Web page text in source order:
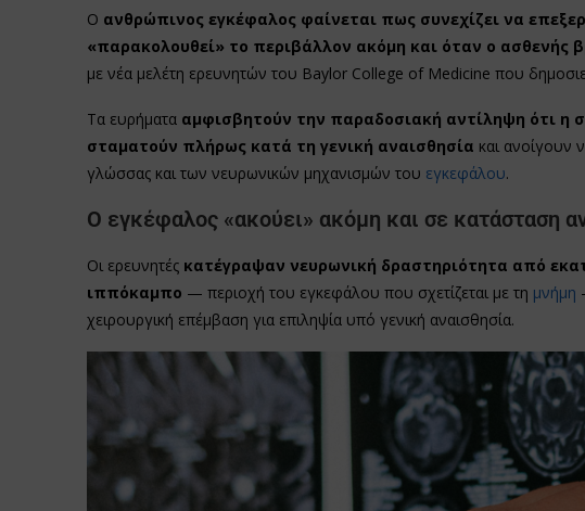
Ο ανθρώπινος εγκέφαλος φαίνεται πως συνεχίζει να
«παρακολουθεί» το περιβάλλον ακόμη και όταν ο ασθενής
με νέα μελέτη ερευνητών του Baylor College of Medicine που
Τα ευρήματα αμφισβητούν την παραδοσιακή αντίληψη ότι η
σταματούν πλήρως κατά τη γενική αναισθησία και ανοίγουν
γλώσσας και των νευρωνικών μηχανισμών του εγκεφάλου.
Ο εγκέφαλος «ακούει» ακόμη και σε κατάσταση
Οι ερευνητές κατέγραψαν νευρωνική δραστηριότητα από
ιππόκαμπο — περιοχή του εγκεφάλου που σχετίζεται με τη μνήμη
χειρουργική επέμβαση για επιληψία υπό γενική αναισθησία.